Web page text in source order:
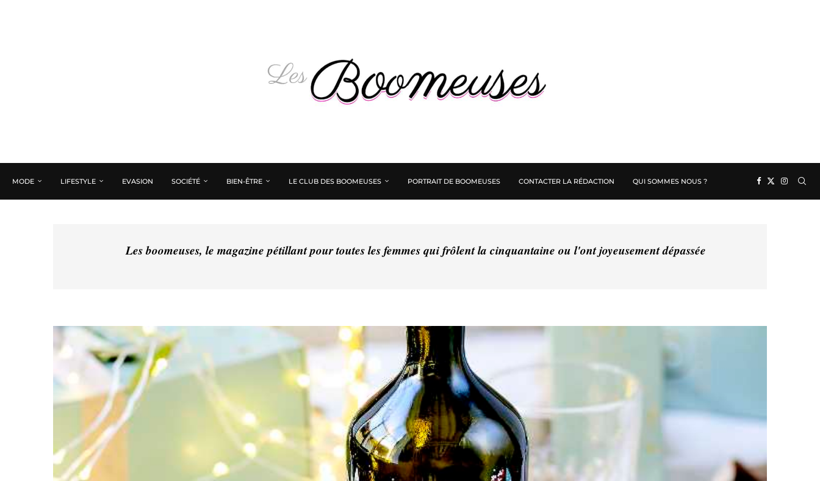
MODE LIFESTYLE EVASION SOCIÉTÉ BIEN-ÊTRE LE CLUB DES BOOMEUSES PORTRAIT DE BOOMEUSES CONTACTER LA RÉDACTION QUI SOMMES NOUS ?
Les boomeuses, le magazine pétillant pour toutes les femmes qui frôlent la cinquantaine ou l'ont joyeusement dépassée